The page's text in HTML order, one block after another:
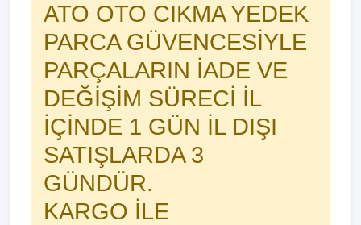
ATO OTO CIKMA YEDEK
PARCA GÜVENCESİYLE
PARÇALARIN İADE VE
DEĞİŞİM SÜRECİ İL
İÇİNDE 1 GÜN İL DIŞI
SATIŞLARDA 3
GÜNDÜR.
KARGO İLE